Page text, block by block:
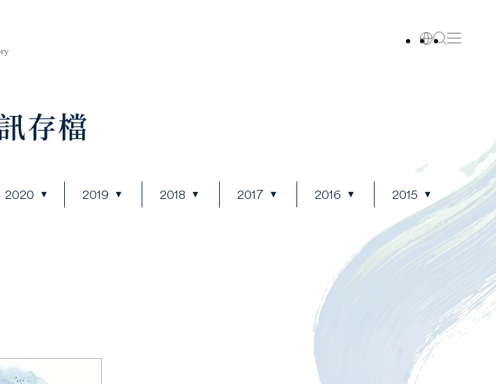
存檔
2020 2019 2018 2017 2016 2015